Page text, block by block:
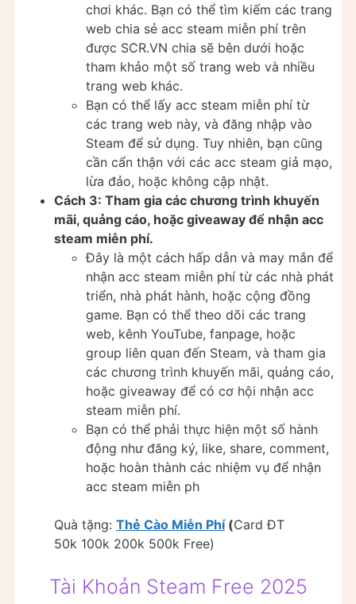
chơi khác. Bạn có thể tìm kiếm các trang
web chia sẻ acc steam miễn phí trên
được SCR.VN chia sẽ bên dưới hoặc
tham khảo một số trang web và nhiều
trang web khác.
Bạn có thể lấy acc steam miễn phí từ
các trang web này, và đăng nhập vào
Steam để sử dụng. Tuy nhiên, bạn cũng
cần cẩn thận với các acc steam giả mạo,
lừa đảo, hoặc không cập nhật.
Cách 3: Tham gia các chương trình khuyến
mãi, quảng cáo, hoặc giveaway để nhận acc
steam miễn phí.
Đây là một cách hấp dẫn và may mắn để
nhận acc steam miễn phí từ các nhà phát
triển, nhà phát hành, hoặc cộng đồng
game. Bạn có thể theo dõi các trang
web, kênh YouTube, fanpage, hoặc
group liên quan đến Steam, và tham gia
các chương trình khuyến mãi, quảng cáo,
hoặc giveaway để có cơ hội nhận acc
steam miễn phí.
Bạn có thể phải thực hiện một số hành
động như đăng ký, like, share, comment,
hoặc hoàn thành các nhiệm vụ để nhận
acc steam miễn ph
Quà tặng: Thẻ Cào Miễn Phí(Card ĐT
50k 100k 200k 500k Free)
Tài Khoản Steam Free 2025